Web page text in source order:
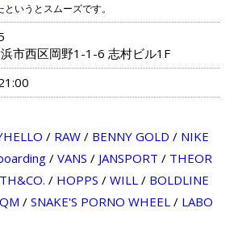
いうとスムーズです。
市西区岡野1-1-6 志村ビル1F
/ RAW/ BENNY GOLD / NIKE
/ VANS / JANSPORT / THEOR
/ HOPPS / WILL/ BOLDLINE
/ SNAKE'S PORNO WHEEL/ LABO